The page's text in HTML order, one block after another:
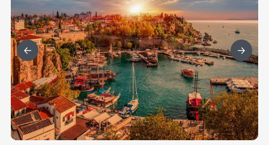
Чужбина
Празници
Турция
Гърция
Услуги